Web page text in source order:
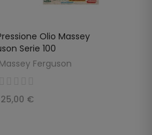
AL CARRELLO
Olio Massey
Serie 100
Ferguson
25,00 €